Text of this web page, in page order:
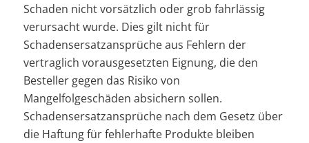
Schaden nicht vorsätzlich oder grob fahrlässig
verursacht wurde. Dies gilt nicht für
Schadensersatzansprüche aus Fehlern der
vertraglich vorausgesetzten Eignung, die den
Besteller gegen das Risiko von
Mangelfolgeschäden absichern sollen.
Schadensersatzansprüche nach dem Gesetz über
die Haftung für fehlerhafte Produkte bleiben